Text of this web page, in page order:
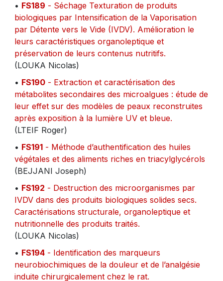
• FS189 - Séchage Texturation de produits
biologiques par Intensification de la Vaporisation
par Détente vers le Vide (IVDV). Amélioration le
leurs caractéristiques organoleptique et
préservation de leurs contenus nutritifs.
(LOUKA Nicolas)
• FS190 - Extraction et caractérisation des
métabolites secondaires des microalgues : étude de
leur effet sur des modèles de peaux reconstruites
après exposition à la lumière UV et bleue.
(LTEIF Roger)
• FS191 - Méthode d’authentification des huiles
végétales et des aliments riches en triacylglycérols
(BEJJANI Joseph)
• FS192 - Destruction des microorganismes par
IVDV dans des produits biologiques solides secs.
Caractérisations structurale, organoleptique et
nutritionnelle des produits traités.
(LOUKA Nicolas)
• FS194 - Identification des marqueurs
neurobiochimiques de la douleur et de l’analgésie
induite chirurgicalement chez le rat.